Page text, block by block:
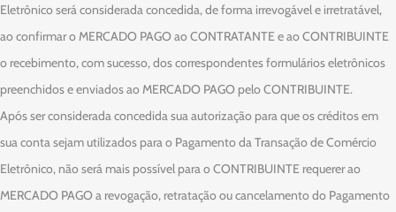
Eletrônico será considerada concedida, de forma irrevogável e irretratável,
ao confirmar o MERCADO PAGO ao CONTRATANTE e ao CONTRIBUINTE
o recebimento, com sucesso, dos correspondentes formulários eletrônicos
preenchidos e enviados ao MERCADO PAGO pelo CONTRIBUINTE.
Após ser considerada concedida sua autorização para que os créditos em
sua conta sejam utilizados para o Pagamento da Transação de Comércio
Eletrônico, não será mais possível para o CONTRIBUINTE requerer ao
MERCADO PAGO a revogação, retratação ou cancelamento do Pagamento